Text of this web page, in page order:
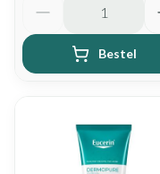
Bestel